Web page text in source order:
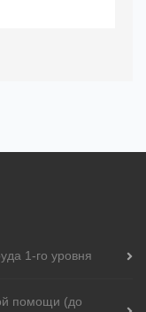
1-го уровня
помощи (до